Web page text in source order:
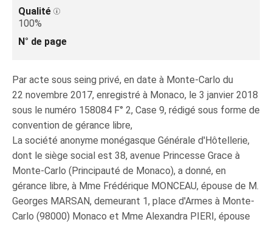
Qualité
100%
N° de page
Par acte sous seing privé, en date à Monte-Carlo du
22 novembre 2017, enregistré à Monaco, le 3 janvier 2018
sous le numéro 158084 F° 2, Case 9, rédigé sous forme de
convention de gérance libre,
La société anonyme monégasque Générale d'Hôtellerie,
dont le siège social est 38, avenue Princesse Grace à
Monte-Carlo (Principauté de Monaco), a donné, en
gérance libre, à Mme Frédérique MONCEAU, épouse de M.
Georges MARSAN, demeurant 1, place d'Armes à Monte-
Carlo (98000) Monaco et Mme Alexandra PIERI, épouse